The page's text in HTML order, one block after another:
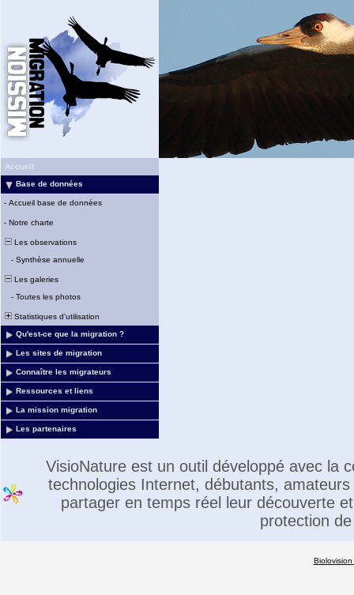
Accueil
Base de données
- Accueil base de données
- Notre charte
Les observations
- Synthèse annuelle
Les galeries
- Toutes les photos
Statistiques d'utilisation
Qu'est-ce que la migration ?
Les sites de migration
Connaître les migrateurs
Ressources et liens
La mission migration
Les partenaires
VisioNature est un outil développé avec la
technologies Internet, débutants,
partager en temps réel leur découverte
protection
Biolovision